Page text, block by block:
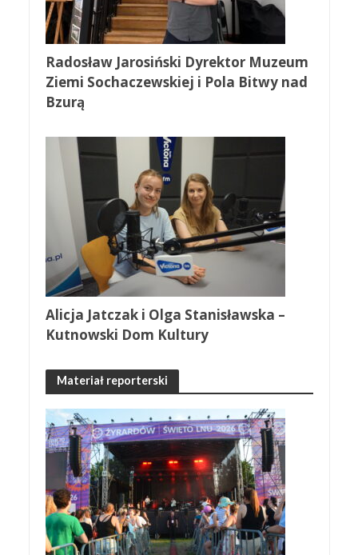
Radosław Jarosiński Dyrektor Muzeum
Ziemi Sochaczewskiej i Pola Bitwy nad
Bzurą
Alicja Jatczak i Olga Stanisławska –
Kutnowski Dom Kultury
Materiał reporterski